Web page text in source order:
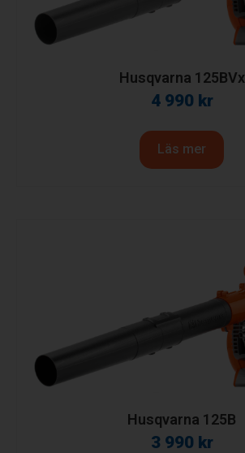
Husqvarna 125BVx
4 990 kr
Läs mer
Husqvarna 125B
3 990 kr